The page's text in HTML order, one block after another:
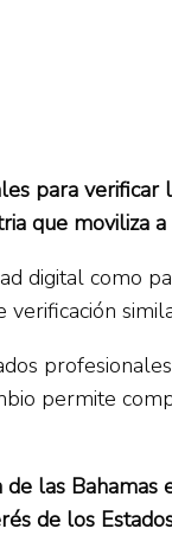
para
que moviliza
digital como
permite
las
de los